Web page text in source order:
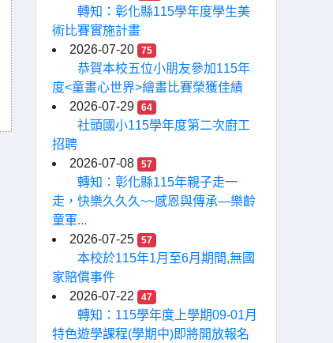
轉知：彰化縣115學年度學生美
術比賽實施計畫
2026-07-20
75
恭賀本校五位小朋友參加115年
度<童畫心世界>繪畫比賽榮獲佳績
2026-07-29
64
社頭國小115學年度第二次廚工
招聘
2026-07-08
57
轉知：彰化縣115年親子走一
走，快樂久久久~~感恩與傳承—樂齡
童軍...
2026-07-25
57
本校於115年1月至6月期間,無國
家賠償事件
2026-07-22
47
轉知：115學年度上學期09-01月
特色遊學課程(學期中)即將開放報名